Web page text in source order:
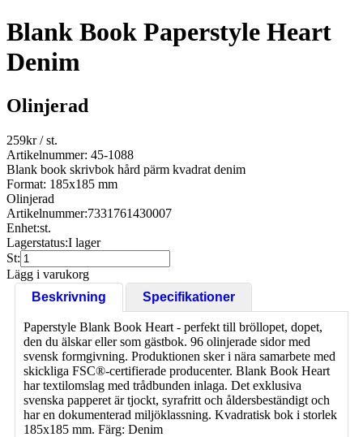
Blank Book Paperstyle Heart
Denim
Olinjerad
259kr/ st.
Artikelnummer: 45-1088
Blank book skrivbok hård pärm kvadrat denim
Format: 185x185 mm
Olinjerad
Artikelnummer:7331761430007
Enhet:st.
Lagerstatus:I lager
St:
Lägg i varukorg
Beskrivning
Specifikationer
Paperstyle Blank Book Heart - perfekt till bröllopet, dopet,
den du älskar eller som gästbok. 96 olinjerade sidor med
svensk formgivning. Produktionen sker i nära samarbete med
skickliga FSC®-certifierade producenter. Blank Book Heart
har textilomslag med trådbunden inlaga. Det exklusiva
svenska papperet är tjockt, syrafritt och åldersbeständigt och
har en dokumenterad miljöklassning. Kvadratisk bok i storlek
185x185 mm. Färg: Denim